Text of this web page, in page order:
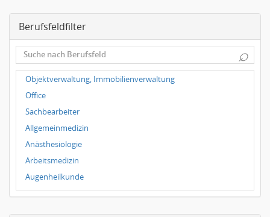
Dortmund
Wuppertal
Hallbergmoos
Würzburg
Grünwald
Ulm
Bielefeld
Hannover
Duisburg
Berufsfeldfilter
⌕
Objektverwaltung, Immobilienverwaltung
Office
Sachbearbeiter
Allgemeinmedizin
Anästhesiologie
Arbeitsmedizin
Augenheilkunde
Chirurgie